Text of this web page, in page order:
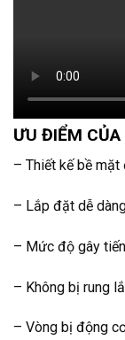
ƯU ĐIỂM CỦA
– Thiết kế bề mặt
– Lắp đặt dễ
– Mức độ gây
– Không bị rung
– Vòng bị động